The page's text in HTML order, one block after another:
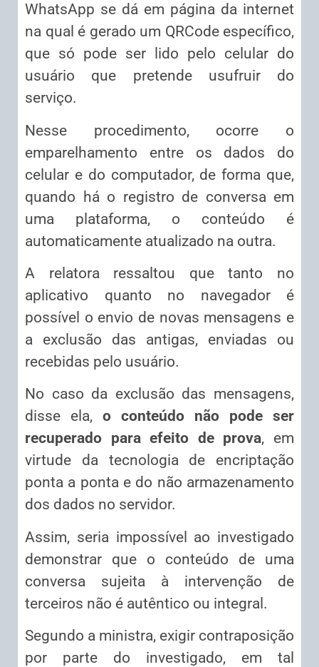
WhatsApp se dá em página da internet
na qual é gerado um QRCode específico,
que só pode ser lido pelo celular do
usuário que pretende usufruir do
serviço.
Nesse procedimento, ocorre o
emparelhamento entre os dados do
celular e do computador, de forma que,
quando há o registro de conversa em
uma plataforma, o conteúdo é
automaticamente atualizado na outra.
A relatora ressaltou que tanto no
aplicativo quanto no navegador é
possível o envio de novas mensagens e
a exclusão das antigas, enviadas ou
recebidas pelo usuário.
No caso da exclusão das mensagens,
disse ela, o conteúdo não pode ser
recuperado para efeito de prova, em
virtude da tecnologia de encriptação
ponta a ponta e do não armazenamento
dos dados no servidor.
Assim, seria impossível ao investigado
demonstrar que o conteúdo de uma
conversa sujeita à intervenção de
terceiros não é autêntico ou integral.
Segundo a ministra, exigir contraposição
por parte do investigado, em tal